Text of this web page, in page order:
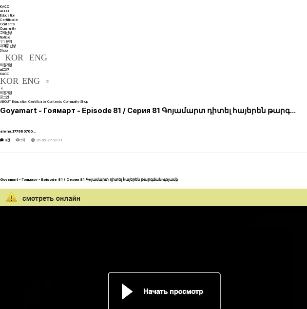
KACC
ABOUT
Education
Certificate
Contents
Community
교재신청
Notice
1:1 문의
자격증 신청
Shop
KOR ENG
회원가입
로그인
KACC
KOR ENG
회원가입
로그인
ABOUT Education Certificate Contents Community Shop
Goyamart - Гоямарт - Episode 81 / Серия 81 Գոյամարտ դիտել հայերեն թարգ…
alena_177980700…
0건
5회 26-05-27 02:31
Goyamart - Гоямарт - Episode 81 / Серия 81 Գոյամարտ դիտել հայերեն թարգմանությամբ